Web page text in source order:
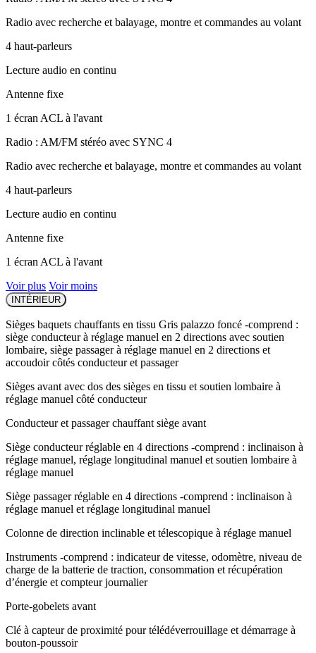
Radio avec recherche et balayage, montre et commandes au volant
4 haut-parleurs
Lecture audio en continu
Antenne fixe
1 écran ACL à l'avant
Radio : AM/FM stéréo avec SYNC 4
Radio avec recherche et balayage, montre et commandes au volant
4 haut-parleurs
Lecture audio en continu
Antenne fixe
1 écran ACL à l'avant
Voir plus Voir moins
INTÉRIEUR
Sièges baquets chauffants en tissu Gris palazzo foncé -comprend :
siège conducteur à réglage manuel en 2 directions avec soutien
lombaire, siège passager à réglage manuel en 2 directions et
accoudoir côtés conducteur et passager
Sièges avant avec dos des sièges en tissu et soutien lombaire à
réglage manuel côté conducteur
Conducteur et passager chauffant siège avant
Siège conducteur réglable en 4 directions -comprend : inclinaison à
réglage manuel, réglage longitudinal manuel et soutien lombaire à
réglage manuel
Siège passager réglable en 4 directions -comprend : inclinaison à
réglage manuel et réglage longitudinal manuel
Colonne de direction inclinable et télescopique à réglage manuel
Instruments -comprend : indicateur de vitesse, odomètre, niveau de
charge de la batterie de traction, consommation et récupération
d’énergie et compteur journalier
Porte-gobelets avant
Clé à capteur de proximité pour télédéverrouillage et démarrage à
bouton-poussoir